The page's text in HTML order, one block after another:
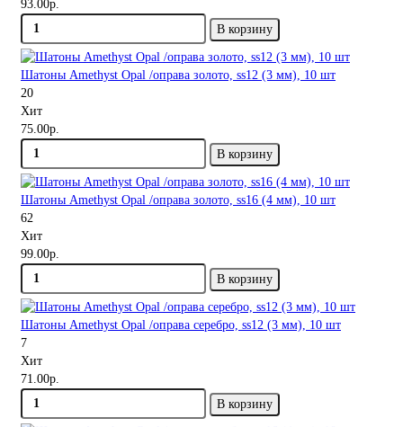
93.00р.
В корзину
Шатоны Amethyst Opal /оправа золото, ss12 (3 мм), 10 шт
20
Хит
75.00р.
В корзину
Шатоны Amethyst Opal /оправа золото, ss16 (4 мм), 10 шт
62
Хит
99.00р.
В корзину
Шатоны Amethyst Opal /оправа серебро, ss12 (3 мм), 10 шт
7
Хит
71.00р.
В корзину